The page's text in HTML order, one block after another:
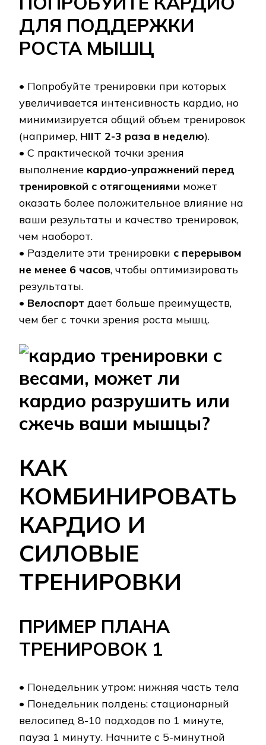
ДЛЯ ПОДДЕРЖКИ
РОСТА МЫШЦ
• Попробуйте тренировки при которых
увеличивается интенсивность кардио, но
минимизируется общий объем тренировок
(например, HIIT 2-3 раза в неделю).
• С практической точки зрения
выполнение кардио-упражнений перед
тренировкой с отягощениями может
оказать более положительное влияние на
ваши результаты и качество тренировок,
чем наоборот.
• Разделите эти тренировки с перерывом
не менее 6 часов, чтобы оптимизировать
результаты.
• Велоспорт дает больше преимуществ,
чем бег с точки зрения роста мышц.
КАК
КОМБИНИРОВАТЬ
КАРДИО И
СИЛОВЫЕ
ТРЕНИРОВКИ
ПРИМЕР ПЛАНА
ТРЕНИРОВОК 1
• Понедельник утром: нижняя часть тела
• Понедельник полдень: стационарный
велосипед 8-10 подходов по 1 минуте,
пауза 1 минуту. Начните с 5-минутной